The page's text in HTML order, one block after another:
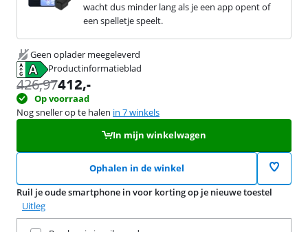
wacht dus minder lang als je een app opent of
een spelletje speelt.
Geen oplader meegeleverd
Productinformatieblad
opent in nieuw tabblad
426,97412,-
Op voorraad
Nog sneller op te halen in 7 winkels
In mijn winkelwagen
Ophalen in de winkel
Ruil je oude smartphone in voor korting op je nieuwe toestel
Uitleg